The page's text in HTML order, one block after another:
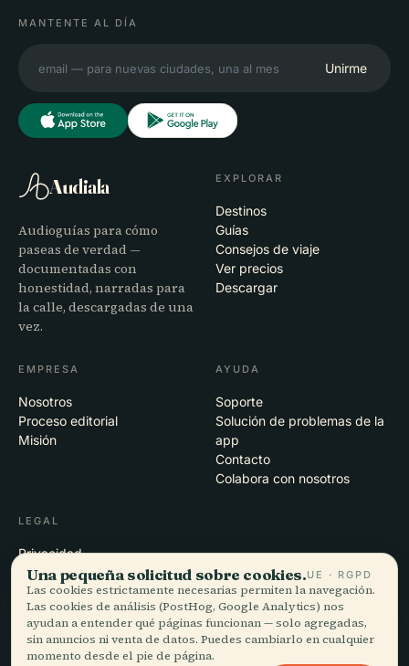
MANTENTE AL DÍA
Unirme
Audiala
Audioguías para cómo
paseas de verdad —
documentadas con
honestidad, narradas para
la calle, descargadas de una
vez.
EXPLORAR
Destinos
Guías
Consejos de viaje
Ver precios
Descargar
EMPRESA
Nosotros
Proceso editorial
Misión
AYUDA
Soporte
Solución de problemas de la
app
Contacto
Colabora con nosotros
LEGAL
Privacidad
Términos
Configuración de cookies
Eliminar cuenta
Una pequeña solicitud sobre cookies.UE · RGPD
Las cookies estrictamente necesarias permiten la navegación.
Las cookies de análisis (PostHog, Google Analytics) nos
ayudan a entender qué páginas funcionan — solo agregadas,
sin anuncios ni venta de datos. Puedes cambiarlo en cualquier
momento desde el pie de página.